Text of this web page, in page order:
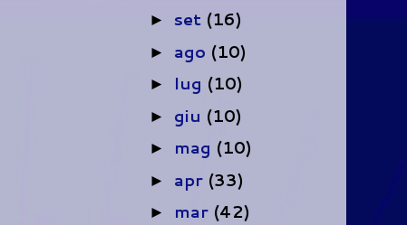
► set (16)
► ago (10)
► lug (10)
► giu (10)
► mag (10)
► apr (33)
► mar (42)